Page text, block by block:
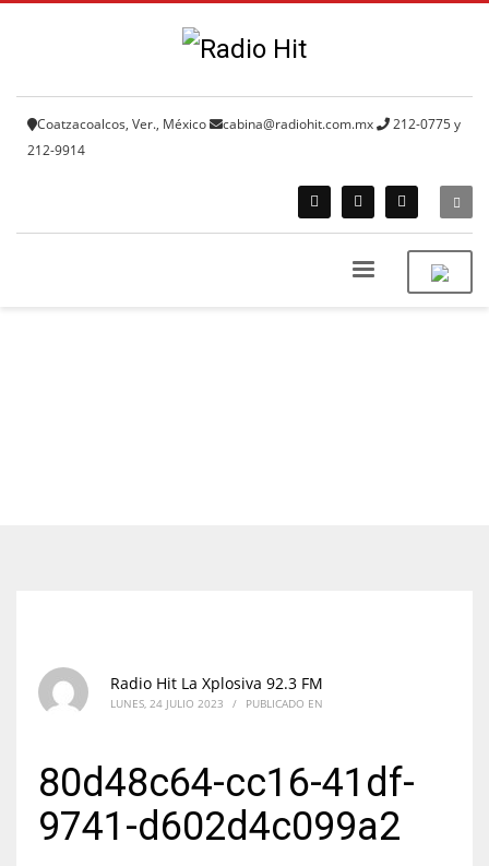
Coatzacoalcos, Ver., México cabina@radiohit.com.mx
212-0775 y
212-9914
Radio Hit La Xplosiva 92.3 FM
LUNES, 24 JULIO 2023 / PUBLICADO EN
80d48c64-cc16-41df-
9741-d602d4c099a2